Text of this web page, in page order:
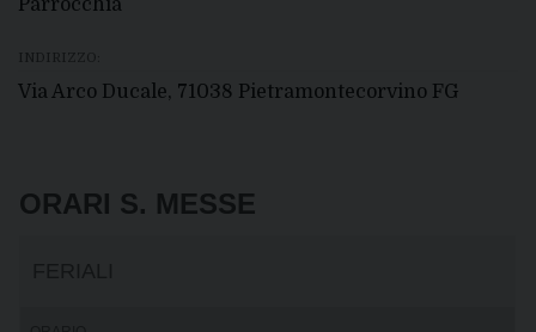
Parrocchia
INDIRIZZO:
Via Arco Ducale, 71038 Pietramontecorvino FG
ORARI S. MESSE